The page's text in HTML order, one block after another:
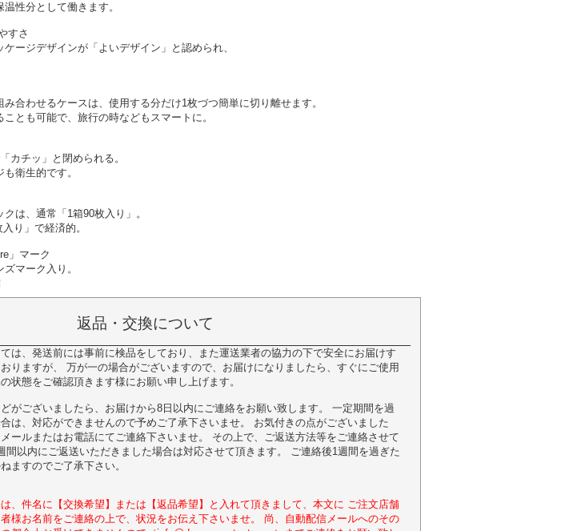
性分として働きます。
すさ
ージデザインが「よいデザイン」と認められ、
合わせるケースは、使用する分だけ1枚づつ簡単に切り離せます。
とも可能で、旅行の時などもスマートに。
カチッ」と閉められる。
衛生的です。
は、通常「1箱90枚入り」。
り」で経済的。
」マーク
マーク入り。
返品・交換について
は、発送前には事前に検品をしており、また運送業者の協力の下で安全にお届けす
りますが、 万が一の場合がございますので、お届けになりましたら、すぐにご使用
状態をご確認頂きます様にお願い申し上げます。
がございましたら、お届けから8日以内にご連絡をお願い致します。 一定期間を過
は、対応ができませんので予めご了承下さいませ。 お気付きの点がございました
ールまたはお電話にてご連絡下さいませ。 その上で、ご返送方法等をご連絡させて
間以内にご返送いただきました場合は対応させて頂きます。 ご連絡後1週間を過ぎた
ますのでご了承下さい。
は、件名に【交換希望】または【返品希望】と入れて頂きまして、本文に ご注文店舗
様お名前をご連絡の上で、状況をお伝え下さいませ。 尚、自動配信メールへのその